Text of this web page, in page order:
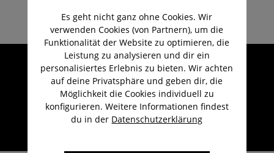
Umfangreicher Kundenservice
Kauf auf Rechnung
Kostenloser Versand ab 29,-€
Lieferzeit 1-3 Werktage
Es geht nicht ganz ohne Cookies. Wir
verwenden Cookies (von Partnern), um die
Funktionalität der Website zu optimieren, die
Leistung zu analysieren und dir ein
personalisiertes Erlebnis zu bieten. Wir achten
auf deine Privatsphäre und geben dir, die
Möglichkeit die Cookies individuell zu
konfigurieren. Weitere Informationen findest
du in der Datenschutzerklärung